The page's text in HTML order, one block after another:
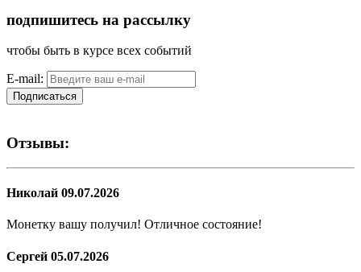
подпишитесь на рассылку
чтобы быть в курсе всех событий
E-mail:
Подписаться
Отзывы:
Николай 09.07.2026
Монетку вашу получил! Отличное состояние!
Сергей 05.07.2026